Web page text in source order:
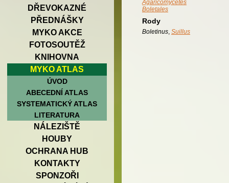
DŘEVOKAZNÉ
PŘEDNÁŠKY
MYKO AKCE
FOTOSOUTĚŽ
KNIHOVNA
MYKO ATLAS
ÚVOD
ABECEDNÍ ATLAS
SYSTEMATICKÝ ATLAS
LITERATURA
NÁLEZIŠTĚ
HOUBY
OCHRANA HUB
KONTAKTY
SPONZOŘI
Agaricomycetes
Boletales
Rody
Boletinus Suillus